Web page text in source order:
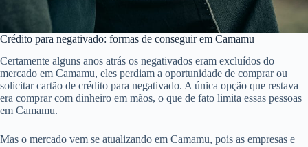
Crédito para negativado: formas de conseguir em Camamu
Certamente alguns anos atrás os negativados eram excluídos do
mercado em Camamu, eles perdiam a oportunidade de comprar ou
solicitar cartão de crédito para negativado. A única opção que restava
era comprar com dinheiro em mãos, o que de fato limita essas pessoas
em Camamu.
Mas o mercado vem se atualizando em Camamu, pois as empresas e